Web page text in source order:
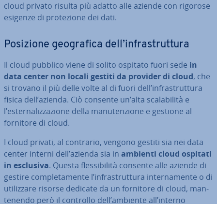
cloud privato risulta più adatto alle aziende con rigorose
esigenze di pro­te­zio­ne dei dati.
Posizione geo­gra­fi­ca dell’in­fra­strut­tu­ra
Il cloud pubblico viene di solito ospitato fuori sede in
data center non locali gestiti da provider di cloud, che
si trovano il più delle volte al di fuori dell’in­fra­strut­tu­ra
fisica dell’azienda. Ciò consente un’alta sca­la­bi­li­tà e
l’ester­na­liz­za­zio­ne della ma­nu­ten­zio­ne e gestione al
fornitore di cloud.
I cloud privati, al contrario, vengono gestiti sia nei data
center interni dell’azienda sia in ambienti cloud ospitati
in esclusiva. Questa fles­si­bi­li­tà consente alle aziende di
gestire com­ple­ta­men­te l’in­fra­strut­tu­ra in­ter­na­men­te o di
uti­liz­za­re risorse dedicate da un fornitore di cloud, man­
te­nen­do però il controllo dell’ambiente all’interno